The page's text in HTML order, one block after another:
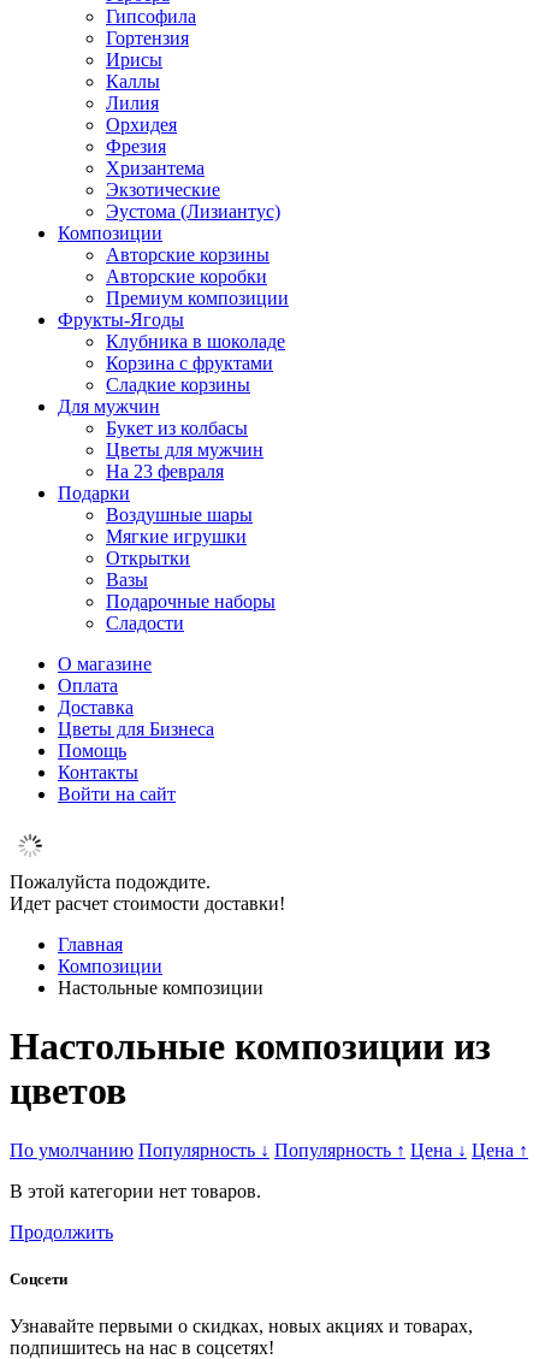
Гипсофила
Гортензия
Ирисы
Каллы
Лилия
Орхидея
Фрезия
Хризантема
Экзотические
Эустома (Лизиантус)
Композиции
Авторские корзины
Авторские коробки
Премиум композиции
Фрукты-Ягоды
Клубника в шоколаде
Корзина с фруктами
Сладкие корзины
Для мужчин
Букет из колбасы
Цветы для мужчин
На 23 февраля
Подарки
Воздушные шары
Мягкие игрушки
Открытки
Вазы
Подарочные наборы
Сладости
О магазине
Оплата
Доставка
Цветы для Бизнеса
Помощь
Контакты
Войти на сайт
Пожалуйста подождите.
Идет расчет стоимости доставки!
Главная
Композиции
Настольные композиции
Настольные композиции из
цветов
По умолчанию Популярность ↓ Популярность ↑ Цена ↓ Цена ↑
В этой категории нет товаров.
Продолжить
Соцсети
Узнавайте первыми о скидках, новых акциях и товарах,
подпишитесь на нас в соцсетях!